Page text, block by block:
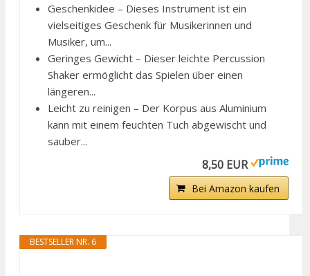
Geschenkidee – Dieses Instrument ist ein
vielseitiges Geschenk für Musikerinnen und
Musiker, um...
Geringes Gewicht – Dieser leichte Percussion
Shaker ermöglicht das Spielen über einen
längeren...
Leicht zu reinigen – Der Korpus aus Aluminium
kann mit einem feuchten Tuch abgewischt und
sauber...
8,50 EUR
Bei Amazon kaufen
BESTSELLER NR. 6